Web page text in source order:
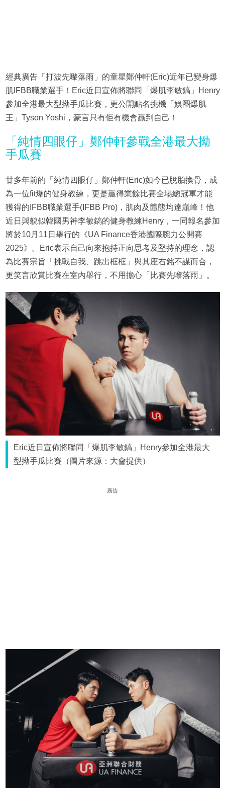
經典廣告「打波先嚟落雨」的童星鄭仲軒(Eric)近年已變身爆
肌IFBB職業選手！Eric近日宣佈將聯同「爆肌李敏鎬」Henry
參加全港最大型拗手瓜比賽，更公開點名挑機「娛圈爆肌
王」Tyson Yoshi，豪言只有佢有機會贏到自己！
「純情四眼仔」鄭仲軒參戰全港最大拗
手瓜賽
廿多年前的「純情四眼仔」鄭仲軒(Eric)如今已脫胎換骨，成
為一位fit爆的健身教練，更是贏得業餘比賽全場總冠軍才能
獲得的IFBB職業選手(IFBB Pro)，肌肉及體態均達巔峰！他
近日與貌似韓國男神李敏鎬的健身教練Henry，一同報名參加
將於10月11日舉行的《UA Finance香港國際腕力公開賽
2025》。Eric表示自己向來抱持正向思考及堅持的理念，認
為比賽宗旨「挑戰自我、跳出框框」與其座右銘不謀而合，
更笑言欣賞比賽在室內舉行，不用擔心「比賽先嚟落雨」。
Eric近日宣佈將聯同「爆肌李敏鎬」Henry參加全港最大
型拗手瓜比賽（圖片來源：大會提供）
廣告